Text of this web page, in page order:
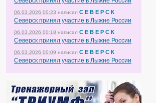
06.03.2026 00:23 написал С Е В Е Р С К
Северск принял участие в Лыжне России
06.03.2026 00:18 написал С Е В Е Р С К
Северск принял участие в Лыжне России
06.03.2026 00:09 написал С Е В Е Р С К
Северск принял участие в Лыжне России